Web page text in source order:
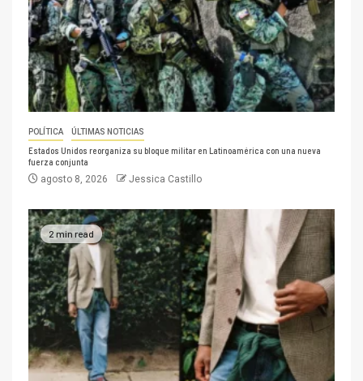
POLÍTICA ÚLTIMAS NOTICIAS
Estados Unidos reorganiza su bloque militar en Latinoamérica con una nueva
fuerza conjunta
agosto 8, 2026 Jessica Castillo
2 min read